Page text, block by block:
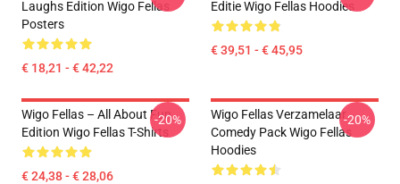
Laughs Edition Wigo Fellas
Posters
€ 18,21 - € 42,22
Editie Wigo Fellas Hoodies
€ 39,51 - € 45,95
Wigo Fellas – All About Fun
Edition Wigo Fellas T-Shirts
€ 24,38 - € 28,06
-20%
Wigo Fellas Verzamelaar
Comedy Pack Wigo Fellas
Hoodies
-20%